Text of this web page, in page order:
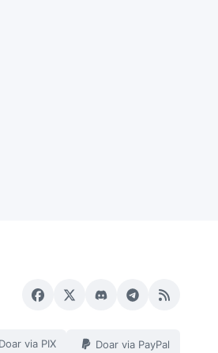
Doar via PIX Doar via PayPal